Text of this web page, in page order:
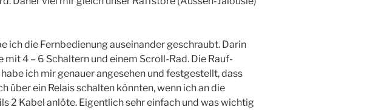
ich die Fernbedienung auseinander geschraubt. Darin
mit 4 – 6 Schaltern und einem Scroll-Rad. Die Rauf-
ich mir genauer angesehen und festgestellt, dass
über ein Relais schalten könnten, wenn ich an die
2 Kabel anlöte. Eigentlich sehr einfach und was wichtig